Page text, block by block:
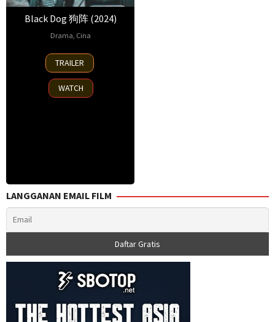
Black Dog 狗阵 (2024)
Drama Cina
14
Jun
2024
Guan
Hu,
Li
Jinglan
TRAILER
WATCH
LANGGANAN EMAIL FILM